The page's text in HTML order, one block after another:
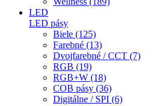
LED
LED pásy
Biele (125)
Farebné (13)
Dvojfarebné / CCT (7)
RGB (19)
RGB+W (18)
COB pásy (36)
Digitálne / SPI (6)